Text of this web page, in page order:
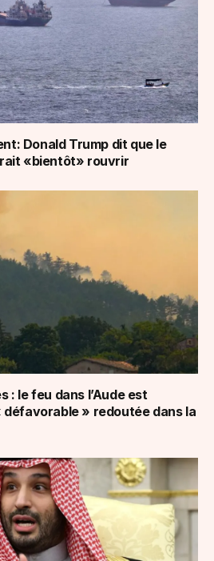
Donald Trump dit que le
«bientôt» rouvrir
: le feu dans l’Aude est
» redoutée dans la